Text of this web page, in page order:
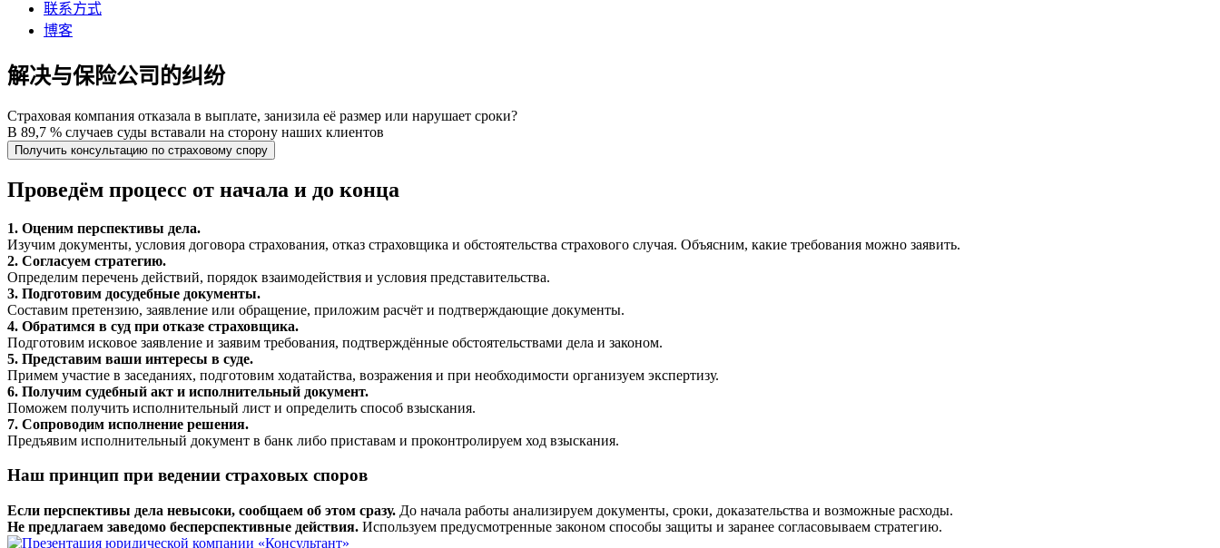
联系方式
博客
解决与保险公司的纠纷
Страховая компания отказала в выплате, занизила её размер или нарушает сроки?
В 89,7 % случаев суды вставали на сторону наших клиентов
Получить консультацию по страховому спору
Проведём процесс от начала и до конца
1. Оценим перспективы дела.
Изучим документы, условия договора страхования, отказ страховщика и обстоятельства страхового случая. Объясним, какие требования можно заявить.
2. Согласуем стратегию.
Определим перечень действий, порядок взаимодействия и условия представительства.
3. Подготовим досудебные документы.
Составим претензию, заявление или обращение, приложим расчёт и подтверждающие документы.
4. Обратимся в суд при отказе страховщика.
Подготовим исковое заявление и заявим требования, подтверждённые обстоятельствами дела и законом.
5. Представим ваши интересы в суде.
Примем участие в заседаниях, подготовим ходатайства, возражения и при необходимости организуем экспертизу.
6. Получим судебный акт и исполнительный документ.
Поможем получить исполнительный лист и определить способ взыскания.
7. Сопроводим исполнение решения.
Предъявим исполнительный документ в банк либо приставам и проконтролируем ход взыскания.
Наш принцип при ведении страховых споров
Если перспективы дела невысоки, сообщаем об этом сразу. До начала работы анализируем документы, сроки, доказательства и возможные расходы.
Не предлагаем заведомо бесперспективные действия. Используем предусмотренные законом способы защиты и заранее согласовываем стратегию.